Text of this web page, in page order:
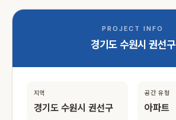
PROJECT INFO
경기도 수원시 권선구
지역
경기도 수원시 권선구
공간 유형
아파트